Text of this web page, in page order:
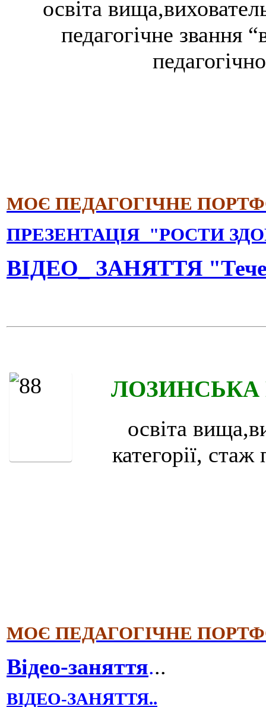
освіта
педагогічне звання
МОЄ ПЕДАГОГІЧНЕ
ПРЕЗЕНТАЦІЯ "РОСТИ
ВІДЕО_ ЗАНЯТТЯ "Тече
ЛОЗИНСЬКА
освіта
категорії, стаж
МОЄ ПЕДАГОГІЧНЕ
Відео-заняття...
ВІДЕО-ЗАНЯТТЯ..